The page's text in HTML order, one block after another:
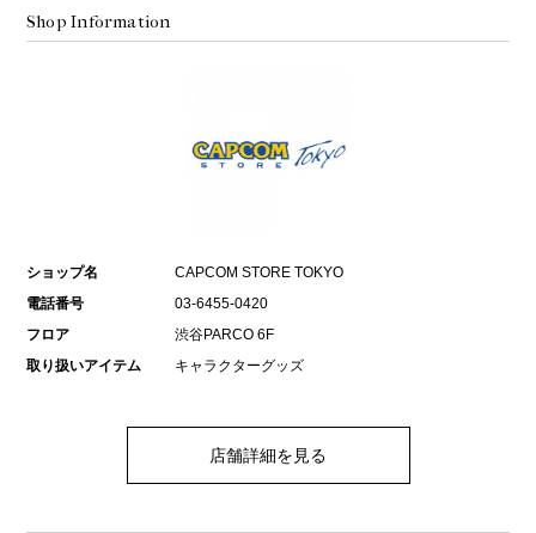
Shop Information
ショップ名
CAPCOM STORE TOKYO
電話番号
03-6455-0420
フロア
渋谷PARCO 6F
取り扱いアイテム
キャラクターグッズ
店舗詳細を見る